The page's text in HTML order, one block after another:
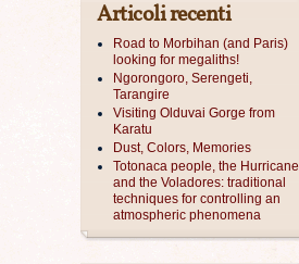
Articoli recenti
Road to Morbihan (and Paris)
looking for megaliths!
Ngorongoro, Serengeti,
Tarangire
Visiting Olduvai Gorge from
Karatu
Dust, Colors, Memories
Totonaca people, the Hurricane
and the Voladores: traditional
techniques for controlling an
atmospheric phenomena